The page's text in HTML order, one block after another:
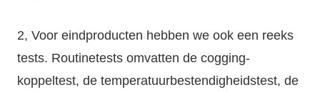
2, Voor eindproducten hebben we ook een reeks
tests. Routinetests omvatten de cogging-
koppeltest, de temperatuurbestendigheidstest, de